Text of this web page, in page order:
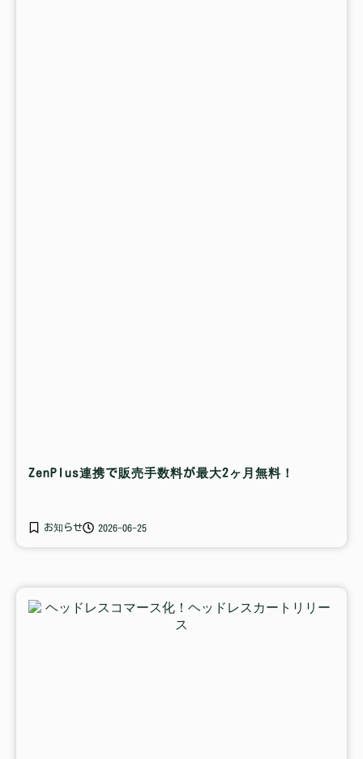
ZenPlus連携で販売手数料が最大2ヶ月無料！
お知らせ 2026-06-25